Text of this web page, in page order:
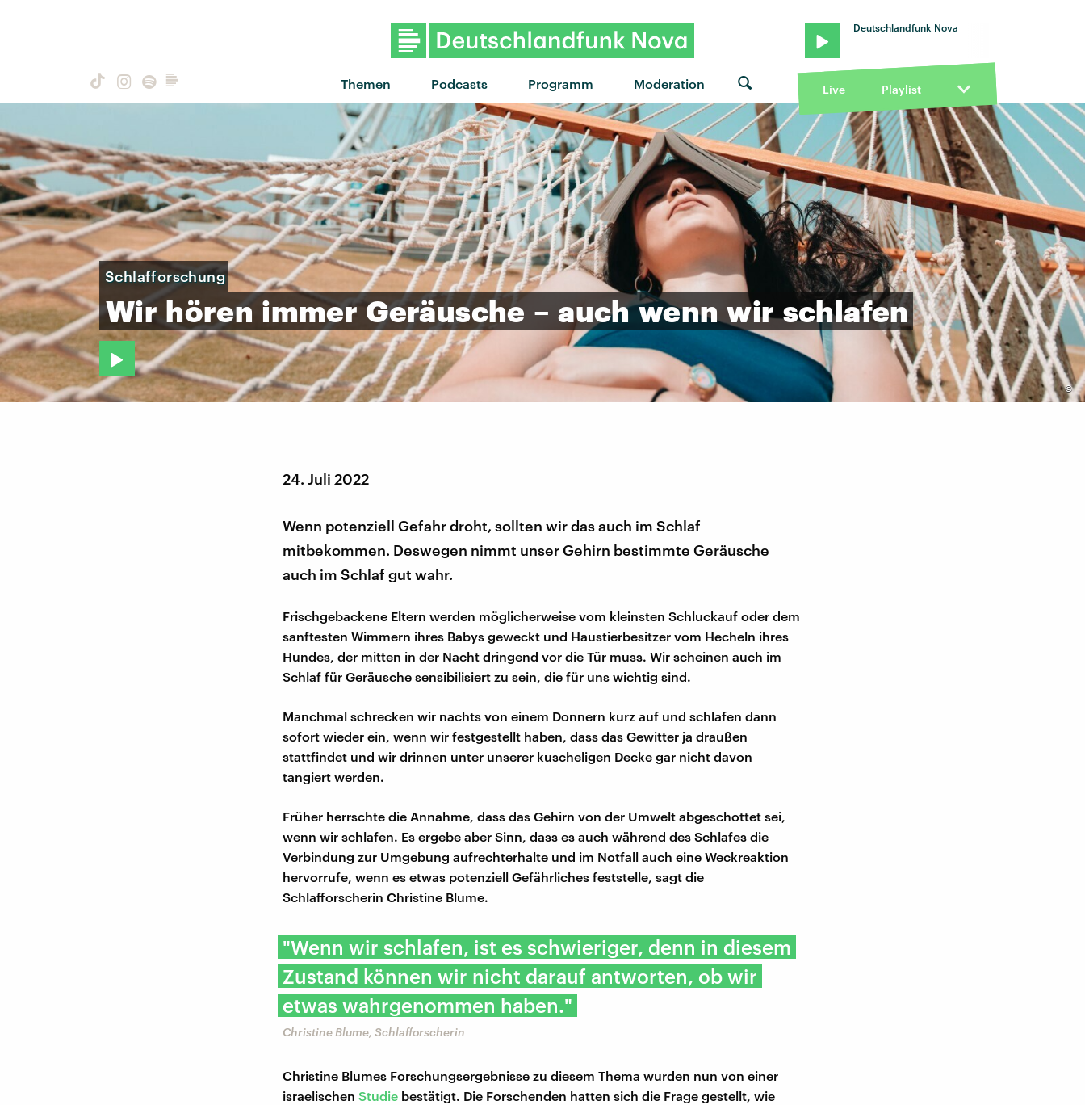
Themen Podcasts Programm Moderation
Deutschlandfunk Nova
Live Playlist
©
Schlafforschung
Wir hören immer Geräusche – auch wenn wir schlafen
24. Juli 2022
Wenn potenziell Gefahr droht, sollten wir das auch im Schlaf
mitbekommen. Deswegen nimmt unser Gehirn bestimmte Geräusche
auch im Schlaf gut wahr.
Frischgebackene Eltern werden möglicherweise vom kleinsten Schluckauf oder dem
sanftesten Wimmern ihres Babys geweckt und Haustierbesitzer vom Hecheln ihres
Hundes, der mitten in der Nacht dringend vor die Tür muss. Wir scheinen auch im
Schlaf für Geräusche sensibilisiert zu sein, die für uns wichtig sind.
Manchmal schrecken wir nachts von einem Donnern kurz auf und schlafen dann
sofort wieder ein, wenn wir festgestellt haben, dass das Gewitter ja draußen
stattfindet und wir drinnen unter unserer kuscheligen Decke gar nicht davon
tangiert werden.
Früher herrschte die Annahme, dass das Gehirn von der Umwelt abgeschottet sei,
wenn wir schlafen. Es ergebe aber Sinn, dass es auch während des Schlafes die
Verbindung zur Umgebung aufrechterhalte und im Notfall auch eine Weckreaktion
hervorrufe, wenn es etwas potenziell Gefährliches feststelle, sagt die
Schlafforscherin Christine Blume.
"Wenn wir schlafen, ist es schwieriger, denn in diesem
Zustand können wir nicht darauf antworten, ob wir
etwas wahrgenommen haben."
Christine Blume, Schlafforscherin
Christine Blumes Forschungsergebnisse zu diesem Thema wurden nun von einer
israelischen Studie bestätigt. Die Forschenden hatten sich die Frage gestellt, wie